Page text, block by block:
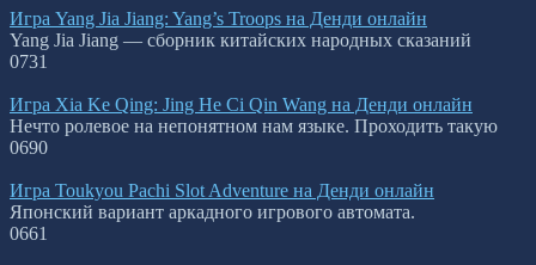
Игра Yang Jia Jiang: Yang’s Troops на Денди онлайн
Yang Jia Jiang — сборник китайских народных сказаний
0731
Игра Xia Ke Qing: Jing He Ci Qin Wang на Денди онлайн
Нечто ролевое на непонятном нам языке. Проходить такую
0690
Игра Toukyou Pachi Slot Adventure на Денди онлайн
Японский вариант аркадного игрового автомата.
0661